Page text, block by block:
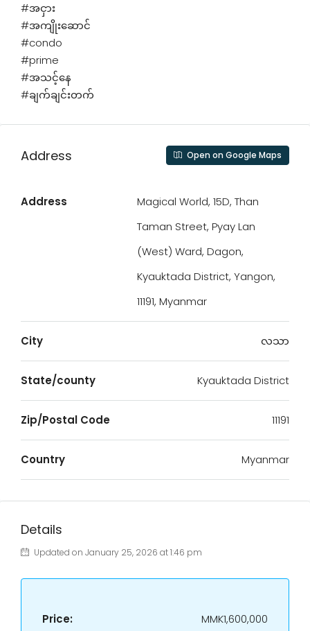
#အငှား
#အကျိုးဆောင်
#condo
#prime
#အသင့်နေ
#ချက်ချင်းတက်
Address Open on Google Maps
Address
Magical World, 15D, Than
Taman Street, Pyay Lan
(West) Ward, Dagon,
Kyauktada District, Yangon,
11191, Myanmar
City လသာ
State/county Kyauktada District
Zip/Postal Code 11191
Country Myanmar
Details
Updated on January 25, 2026 at 1:46 pm
Price: MMK1,600,000